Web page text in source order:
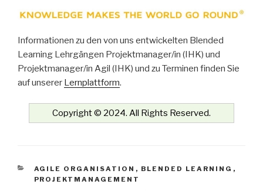
Informationen zu den von uns entwickelten Blended
Learning Lehrgängen Projektmanager/in (IHK) und
Projektmanager/in Agil (IHK) und zu Terminen finden Sie
auf unserer Lernplattform.
Copyright © 2024. All Rights Reserved.
KATEGORIEN
AGILE ORGANISATION , BLENDED LEARNING ,
PROJEKTMANAGEMENT